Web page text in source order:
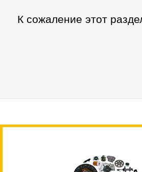
К сожаление этот